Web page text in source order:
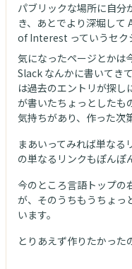
パブリックな場所に自分
き、あとでより深堀し
of Interest っていうセク
気になったページとか
Slack なんかに書いてき
は過去のエントリが探し
が書いたちょっとしたも
気持ちがあり、作った次
まあいってみれば単な
の単なるリンクもぽんぽ
今のところ言語トップの
が、そのうちもうちょっ
います。
とりあえず作りたかった